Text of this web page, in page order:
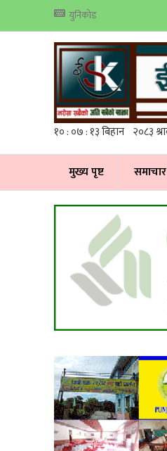
युनिकोड
मुख्य पृष्ट समाचार